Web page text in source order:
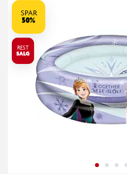
SPAR
50%
REST
SALG